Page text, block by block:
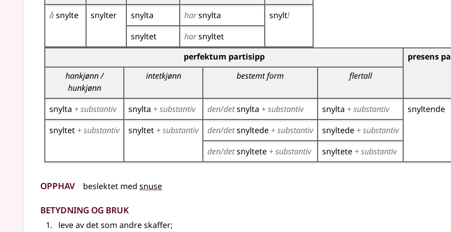
åsnylte snylter snylta harsnylta snylt!
snyltet
harsnyltet
Bøyingstabell for dette verbet (partisippformer)
perfektum partisipp
presens
hankjønn /
hunkjønn
intetkjønn bestemt form flertall
snylta + substantiv snylta + substantiv den/detsnylta + substantiv snylta + substantiv
snyltende
snyltet + substantiv snyltet + substantiv den/detsnyltede + substantiv snyltede + substantiv
den/detsnyltete + substantiv snyltete + substantiv
Opphav beslektet med snuse
Betydning og bruk
leve av det som andre skaffer;